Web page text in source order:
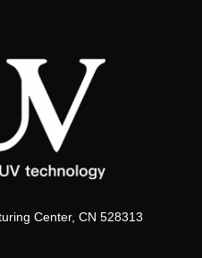
Center, CN 528313